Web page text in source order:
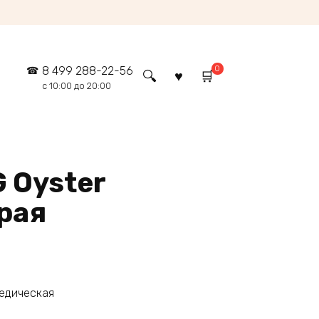
8 499 288-22-56
с 10:00 до 20:00
0
Oyster